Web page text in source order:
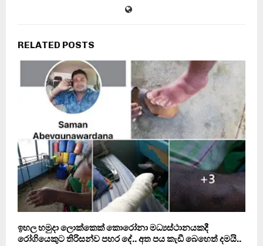
RELATED POSTS
ඉහල හමුදා ලොක්කෙක් කොරෝනා මධ්‍යස්ථානයකදී
රෝගියෙකුට තිරිසන්ව පහර දේ.. අත පය කැඩී බෙහෙත් දමයි..